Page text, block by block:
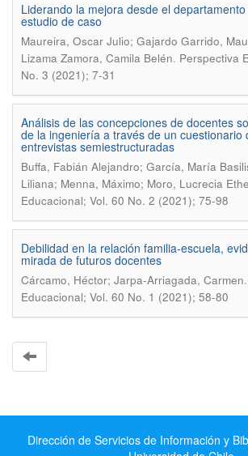
Liderando la mejora desde el
estudio de caso
Maureira, Oscar Julio; Gajardo Garrido,
Lizama Zamora, Camila Belén. Perspectiva
No. 3 (2021); 7-31
Análisis de las concepciones de docentes
de la ingeniería a través de un cuestionario
entrevistas semiestructuradas
Buffa, Fabián Alejandro; García, María
Liliana; Menna, Máximo; Moro, Lucrecia
Educacional; Vol. 60 No. 2 (2021); 75-98
Debilidad en la relación familia-escuela,
mirada de futuros docentes
Cárcamo, Héctor; Jarpa-Arriagada, Carmen.
Educacional; Vol. 60 No. 1 (2021); 58-80
Dirección de Servicios de Información y